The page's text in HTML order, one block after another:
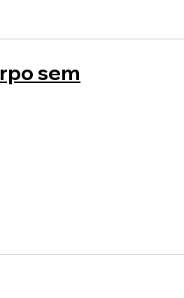
sem